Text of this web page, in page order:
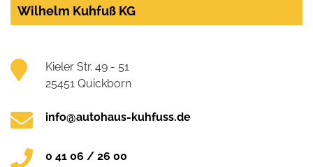
Wilhelm Kuhfuß KG
Kieler Str. 49 - 51
25451 Quickborn
info@autohaus-kuhfuss.de
0 41 06 / 26 00